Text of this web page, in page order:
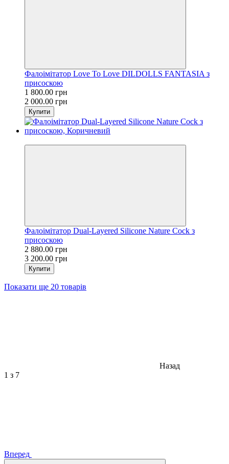
Фалоімітатор Love To Love DILDOLLS FANTASIA з
присоскою
1 800.00 грн
2 000.00 грн
Купити
Фалоімітатор Dual-Layered Silicone Nature Cock з
присоскою
2 880.00 грн
3 200.00 грн
Купити
Показати ще 20 товарів
Назад
1 з 7
Вперед